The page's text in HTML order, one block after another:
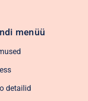
menüü
detailid